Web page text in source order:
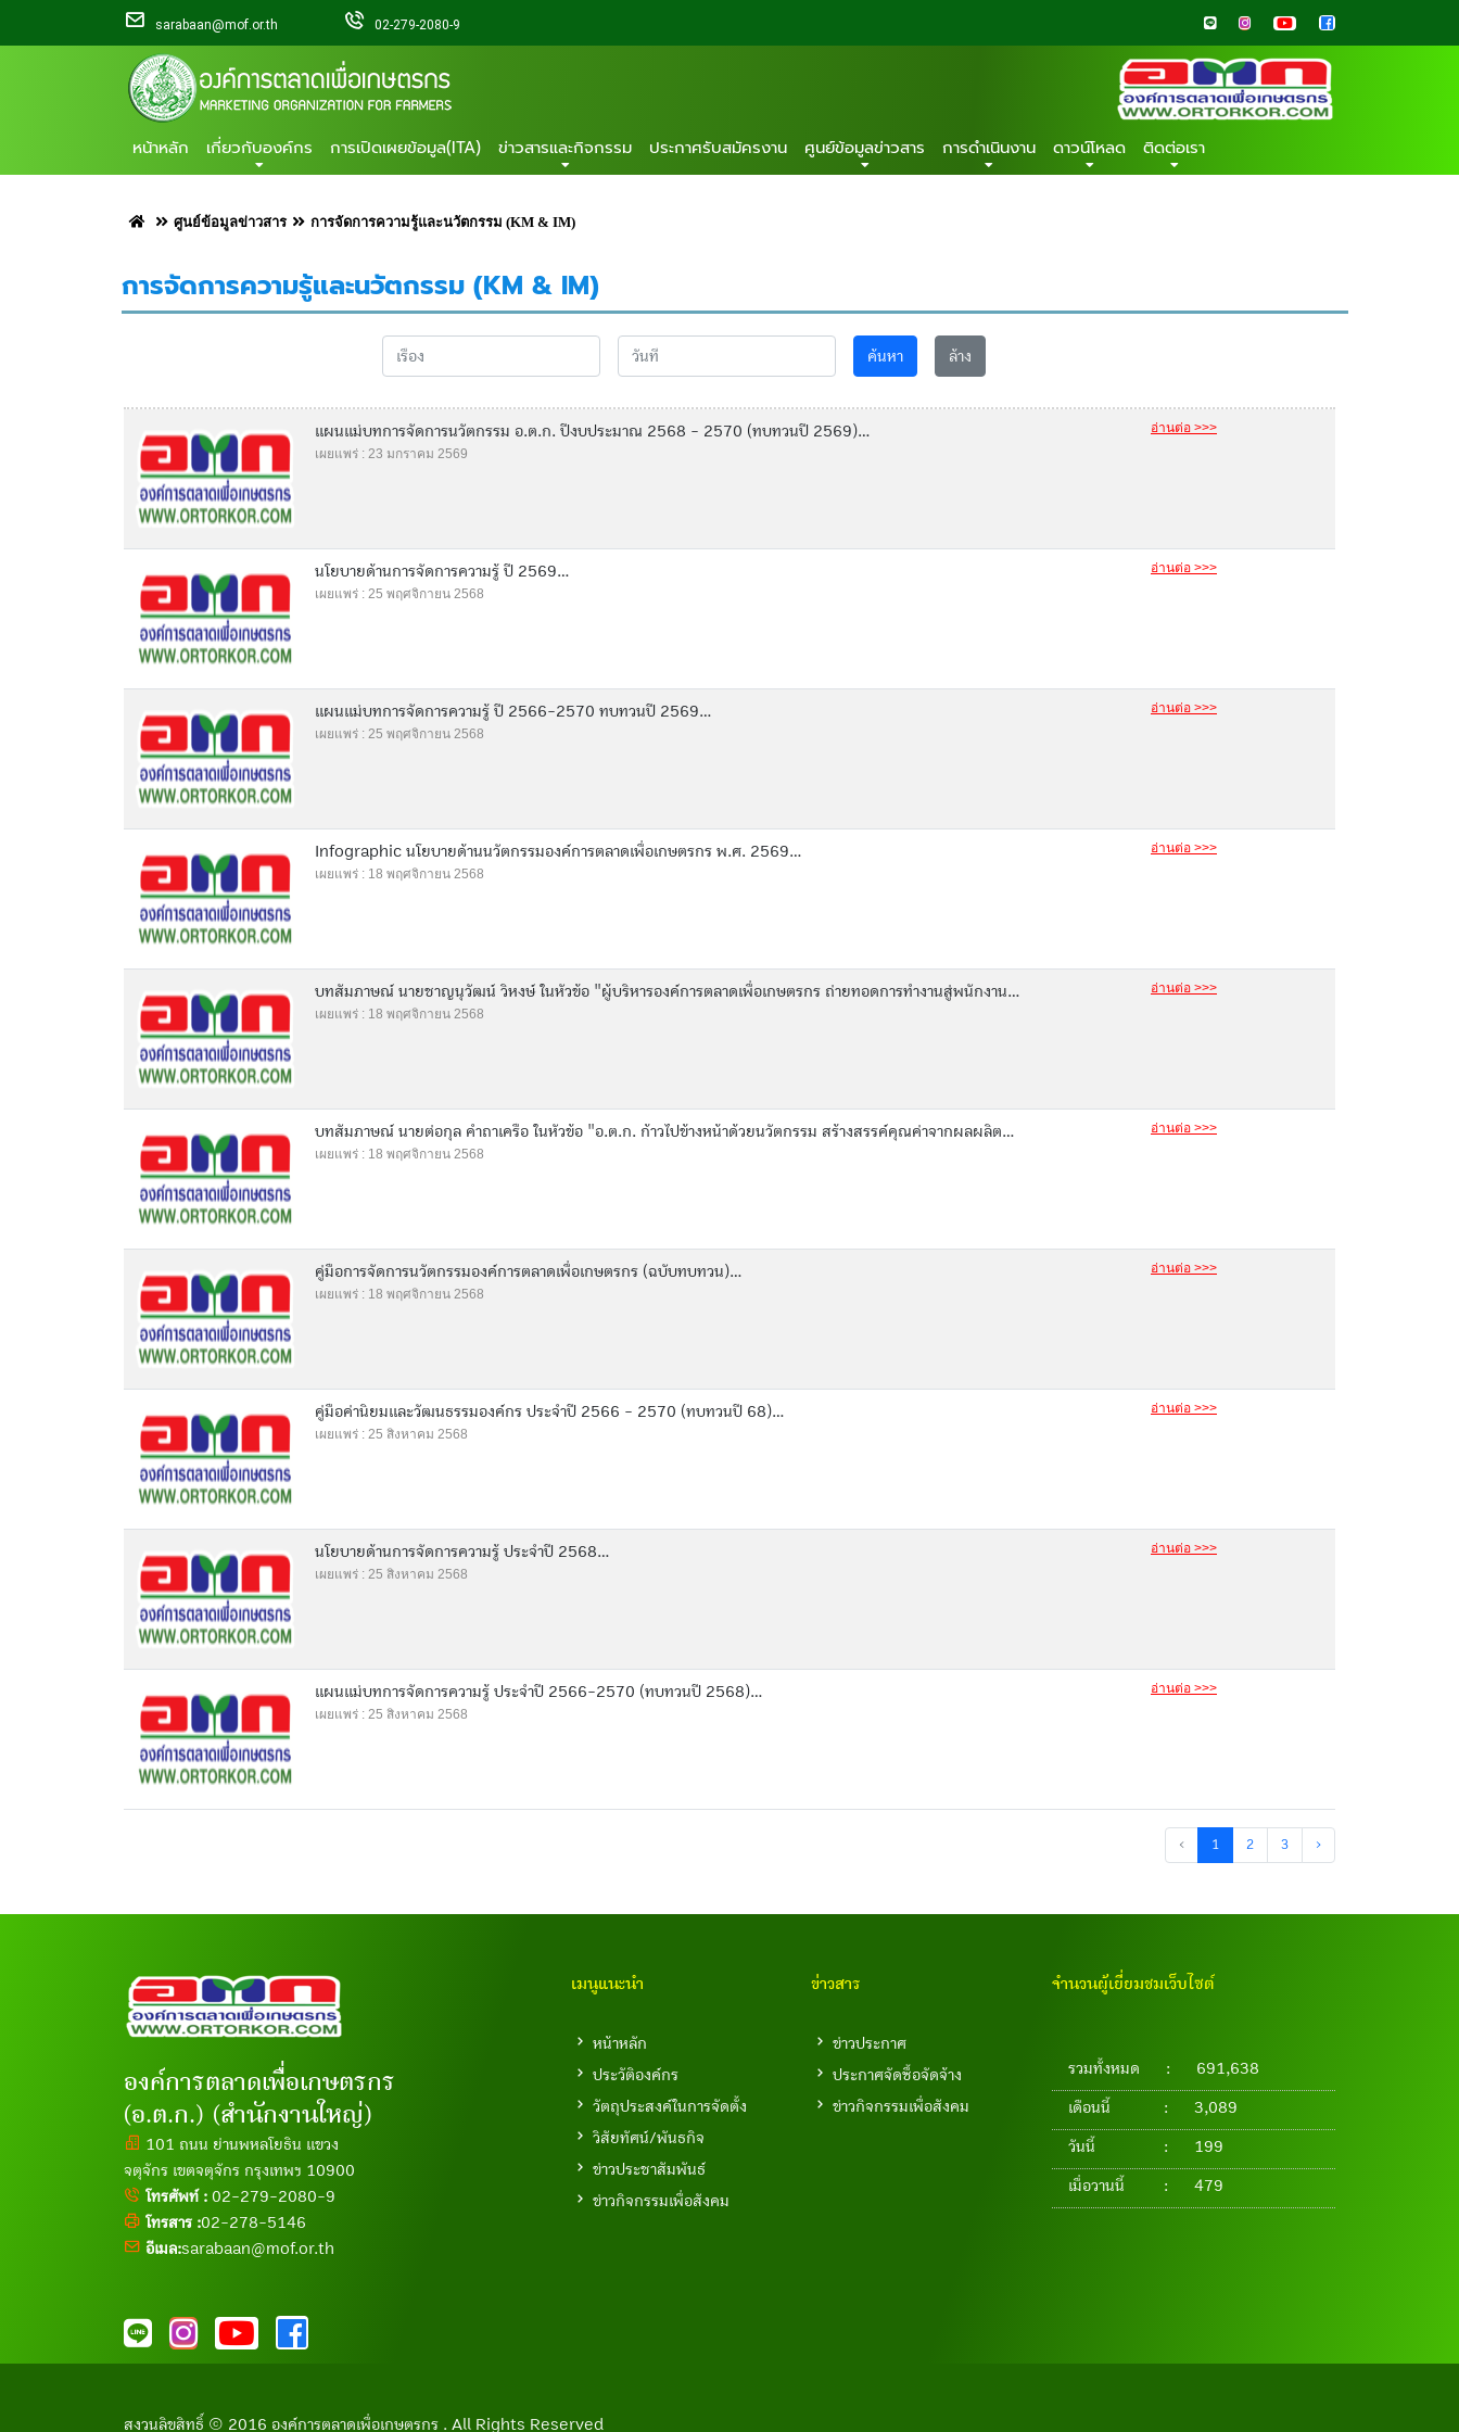
sarabaan@mof.or.th 02-279-2080-9
หน้าหลัก เกี่ยวกับองค์กร การเปิดเผยข้อมูล(ITA) ข่าวสารและกิจกรรม ประกาศรับสมัครงาน ศูนย์ข้อมูลข่าวสาร การดำเนินงาน ดาวน์โหลด ติดต่อเรา
ศูนย์ข้อมูลข่าวสาร การจัดการความรู้และนวัตกรรม (KM & IM)
การจัดการความรู้และนวัตกรรม (KM & IM)
ค้นหา ล้าง
แผนแม่บทการจัดการนวัตกรรม อ.ต.ก. ปีงบประมาณ 2568 - 2570 (ทบทวนปี 2569)...
เผยแพร่ : 23 มกราคม 2569
อ่านต่อ >>>
นโยบายด้านการจัดการความรู้ ปี 2569...
เผยแพร่ : 25 พฤศจิกายน 2568
อ่านต่อ >>>
แผนแม่บทการจัดการความรู้ ปี 2566-2570 ทบทวนปี 2569...
เผยแพร่ : 25 พฤศจิกายน 2568
อ่านต่อ >>>
Infographic นโยบายด้านนวัตกรรมองค์การตลาดเพื่อเกษตรกร พ.ศ. 2569...
เผยแพร่ : 18 พฤศจิกายน 2568
อ่านต่อ >>>
บทสัมภาษณ์ นายชาญนุวัฒน์ วิหงษ์ ในหัวข้อ "ผู้บริหารองค์การตลาดเพื่อเกษตรกร ถ่ายทอดการทำงานสู่พนักงาน...
เผยแพร่ : 18 พฤศจิกายน 2568
อ่านต่อ >>>
บทสัมภาษณ์ นายต่อกุล คำถาเครือ ในหัวข้อ "อ.ต.ก. ก้าวไปข้างหน้าด้วยนวัตกรรม สร้างสรรค์คุณค่าจากผลผลิต...
เผยแพร่ : 18 พฤศจิกายน 2568
อ่านต่อ >>>
คู่มือการจัดการนวัตกรรมองค์การตลาดเพื่อเกษตรกร (ฉบับทบทวน)...
เผยแพร่ : 18 พฤศจิกายน 2568
อ่านต่อ >>>
คู่มือค่านิยมและวัฒนธรรมองค์กร ประจำปี 2566 - 2570 (ทบทวนปี 68)...
เผยแพร่ : 25 สิงหาคม 2568
อ่านต่อ >>>
นโยบายด้านการจัดการความรู้ ประจำปี 2568...
เผยแพร่ : 25 สิงหาคม 2568
อ่านต่อ >>>
แผนแม่บทการจัดการความรู้ ประจำปี 2566-2570 (ทบทวนปี 2568)...
เผยแพร่ : 25 สิงหาคม 2568
อ่านต่อ >>>
‹ 1 2 3 ›
องค์การตลาดเพื่อเกษตรกร
(อ.ต.ก.) (สำนักงานใหญ่)
101 ถนน ย่านพหลโยธิน แขวง
จตุจักร เขตจตุจักร กรุงเทพฯ 10900
โทรศัพท์ : 02-279-2080-9
โทรสาร :02-278-5146
อีเมล:sarabaan@mof.or.th
เมนูแนะนำ
หน้าหลัก
ประวัติองค์กร
วัตถุประสงค์ในการจัดตั้ง
วิสัยทัศน์/พันธกิจ
ข่าวประชาสัมพันธ์
ข่าวกิจกรรมเพื่อสังคม
ข่าวสาร
ข่าวประกาศ
ประกาศจัดซื้อจัดจ้าง
ข่าวกิจกรรมเพื่อสังคม
จำนวนผู้เยี่ยมชมเว็บไซต์
รวมทั้งหมด : 691,638
เดือนนี้ : 3,089
วันนี้ : 199
เมื่อวานนี้ : 479
สงวนลิขสิทธิ์ © 2016 องค์การตลาดเพื่อเกษตรกร . All Rights Reserved